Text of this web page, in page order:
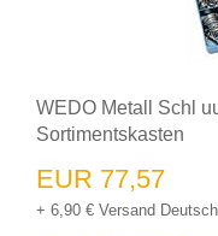
WEDO Metall Schl
Sortimentskasten
EUR 77,57
+ 6,90 € Versand